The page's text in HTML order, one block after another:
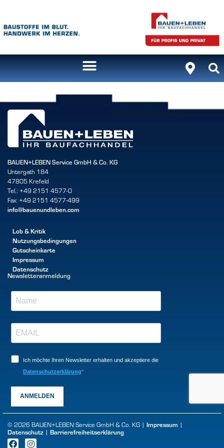
BAUEN+LEBEN Service GmbH & Co. KG
Untergath 184
47805 Krefeld
Tel.: +49 2151 4577-0
Fax: +49 2151 4577-499
info@bauenundleben.com
Lob & Kritik
Nutzungsbedingungen
Gutscheinkarte
Impressum
Datenschutz
Newsletteranmeldung
Ich möchte Ihren Newsletter erhalten und akzeptiere die
Datenschutzerklärung
ANMELDEN
© 2026 BAUEN+LEBEN Service GmbH & Co. KG | Impressum |
Datenschutz | Barrierefreiheitserklärung